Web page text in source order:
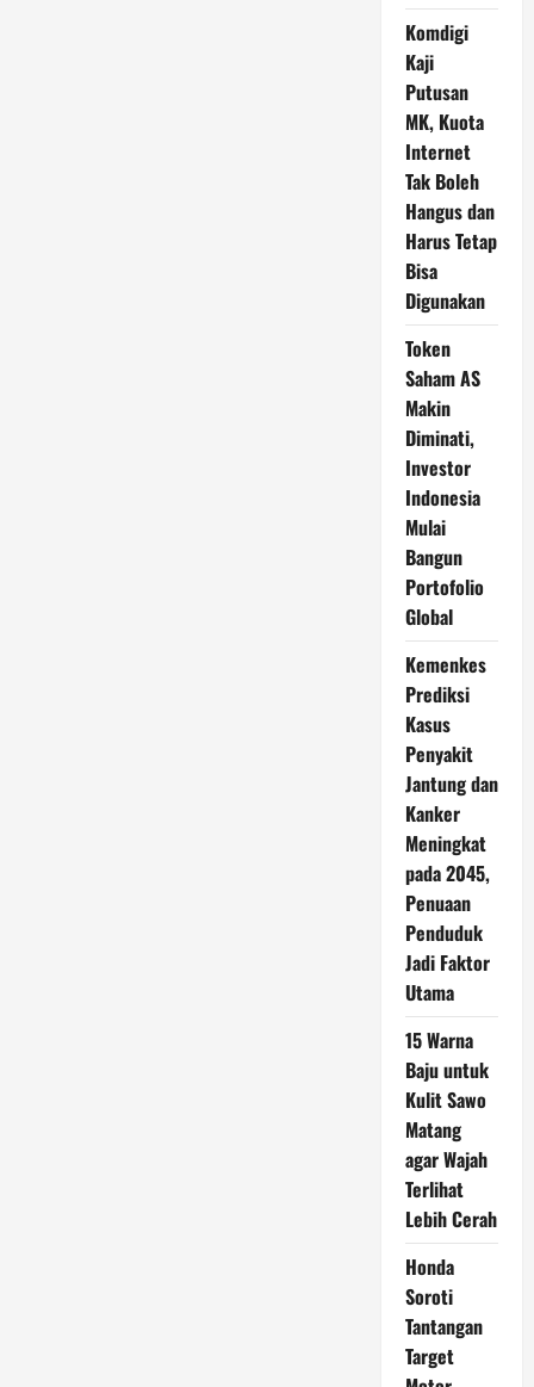
Komdigi
Kaji
Putusan
MK, Kuota
Internet
Tak Boleh
Hangus dan
Harus Tetap
Bisa
Digunakan
Token
Saham AS
Makin
Diminati,
Investor
Indonesia
Mulai
Bangun
Portofolio
Global
Kemenkes
Prediksi
Kasus
Penyakit
Jantung dan
Kanker
Meningkat
pada 2045,
Penuaan
Penduduk
Jadi Faktor
Utama
15 Warna
Baju untuk
Kulit Sawo
Matang
agar Wajah
Terlihat
Lebih Cerah
Honda
Soroti
Tantangan
Target